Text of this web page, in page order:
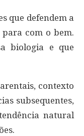
que defendem a
com o bem.
biologia e que
contexto
subsequentes,
natural